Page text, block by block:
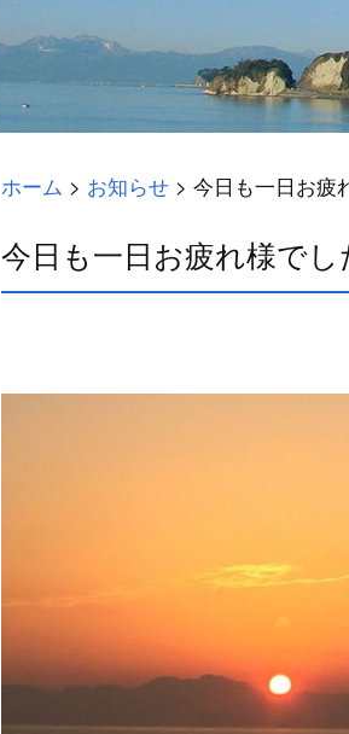
ホーム > お知らせ > 今日も一日お疲
今日も一日お疲れ様でし